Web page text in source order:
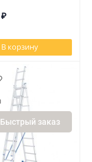
₽
В корзину
Быстрый заказ